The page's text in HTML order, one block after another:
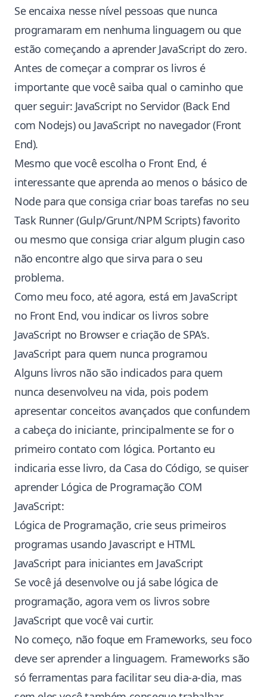
Se encaixa nesse nível pessoas que nunca
programaram em nenhuma linguagem ou que
estão começando a aprender JavaScript do zero.
Antes de começar a comprar os livros é
importante que você saiba qual o caminho que
quer seguir: JavaScript no Servidor (Back End
com Nodejs) ou JavaScript no navegador (Front
End).
Mesmo que você escolha o Front End, é
interessante que aprenda ao menos o básico de
Node para que consiga criar boas tarefas no seu
Task Runner (Gulp/Grunt/NPM Scripts) favorito
ou mesmo que consiga criar algum plugin caso
não encontre algo que sirva para o seu
problema.
Como meu foco, até agora, está em JavaScript
no Front End, vou indicar os livros sobre
JavaScript no Browser e criação de SPA’s.
JavaScript para quem nunca programou
Alguns livros não são indicados para quem
nunca desenvolveu na vida, pois podem
apresentar conceitos avançados que confundem
a cabeça do iniciante, principalmente se for o
primeiro contato com lógica. Portanto eu
indicaria esse livro, da Casa do Código, se quiser
aprender Lógica de Programação COM
JavaScript:
Lógica de Programação, crie seus primeiros
programas usando Javascript e HTML
JavaScript para iniciantes em JavaScript
Se você já desenvolve ou já sabe lógica de
programação, agora vem os livros sobre
JavaScript que você vai curtir.
No começo, não foque em Frameworks, seu foco
deve ser aprender a linguagem. Frameworks são
só ferramentas para facilitar seu dia-a-dia, mas